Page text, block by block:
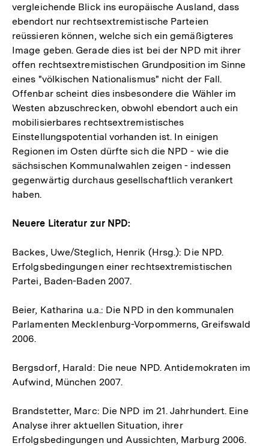
vergleichende Blick ins europäische Ausland, dass
ebendort nur rechtsextremistische Parteien
reüssieren können, welche sich ein gemäßigteres
Image geben. Gerade dies ist bei der NPD mit ihrer
offen rechtsextremistischen Grundposition im Sinne
eines "völkischen Nationalismus" nicht der Fall.
Offenbar scheint dies insbesondere die Wähler im
Westen abzuschrecken, obwohl ebendort auch ein
mobilisierbares rechtsextremistisches
Einstellungspotential vorhanden ist. In einigen
Regionen im Osten dürfte sich die NPD - wie die
sächsischen Kommunalwahlen zeigen - indessen
gegenwärtig durchaus gesellschaftlich verankert
haben.
Neuere Literatur zur NPD:
Backes, Uwe/Steglich, Henrik (Hrsg.): Die NPD.
Erfolgsbedingungen einer rechtsextremistischen
Partei, Baden-Baden 2007.
Beier, Katharina u.a.: Die NPD in den kommunalen
Parlamenten Mecklenburg-Vorpommerns, Greifswald
2006.
Bergsdorf, Harald: Die neue NPD. Antidemokraten im
Aufwind, München 2007.
Brandstetter, Marc: Die NPD im 21. Jahrhundert. Eine
Analyse ihrer aktuellen Situation, ihrer
Erfolgsbedingungen und Aussichten, Marburg 2006.